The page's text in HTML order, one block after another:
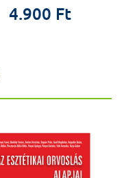
4.900 Ft